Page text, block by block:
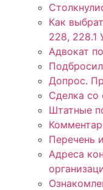
Как
228, 228.1
Адвокат
Допрос.
Сделка со
Штатные
Перечень
Адреса